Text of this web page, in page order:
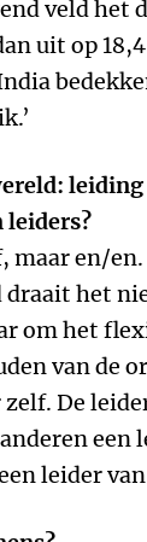
veld het
uit op
leiding
leiders?
maar en/
draait het
om het
van de
De
een
leider van